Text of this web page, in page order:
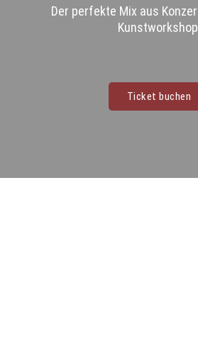
Der perfekte Mix aus
Ticket buchen